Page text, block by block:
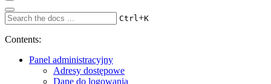
Ctrl+K
Contents:
Panel administracyjny
Adresy dostępowe
Dane do logowania